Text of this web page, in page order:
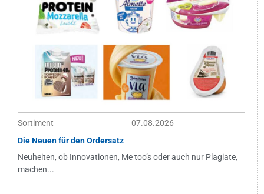
Sortiment
07.08.2026
Die Neuen für den Ordersatz
Neuheiten, ob Innovationen, Me too’s oder auch nur Plagiate,
machen...